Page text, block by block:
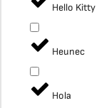
Hello Kitty
Heunec
Hola